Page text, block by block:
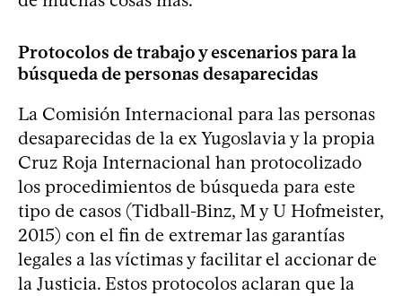
Protocolos de trabajo y escenarios para la
búsqueda de personas desaparecidas
La Comisión Internacional para las personas
desaparecidas de la ex Yugoslavia y la propia
Cruz Roja Internacional han protocolizado
los procedimientos de búsqueda para este
tipo de casos (Tidball-Binz, M y U Hofmeister,
2015) con el fin de extremar las garantías
legales a las víctimas y facilitar el accionar de
la Justicia. Estos protocolos aclaran que la